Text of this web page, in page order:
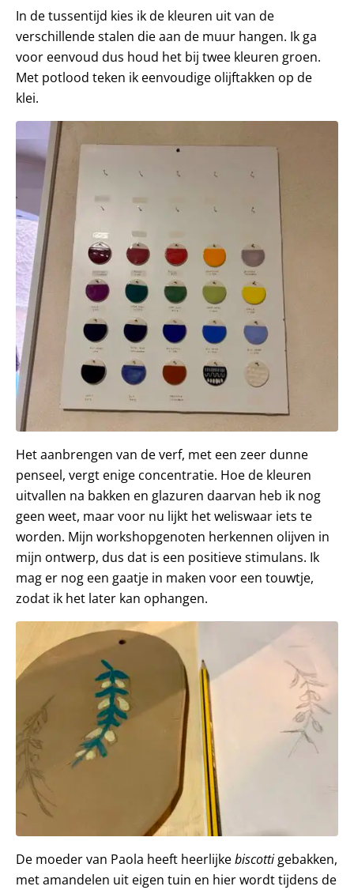
In de tussentijd kies ik de kleuren uit van de
verschillende stalen die aan de muur hangen. Ik ga
voor eenvoud dus houd het bij twee kleuren groen.
Met potlood teken ik eenvoudige olijftakken op de
klei.
Het aanbrengen van de verf, met een zeer dunne
penseel, vergt enige concentratie. Hoe de kleuren
uitvallen na bakken en glazuren daarvan heb ik nog
geen weet, maar voor nu lijkt het weliswaar iets te
worden. Mijn workshopgenoten herkennen olijven in
mijn ontwerp, dus dat is een positieve stimulans. Ik
mag er nog een gaatje in maken voor een touwtje,
zodat ik het later kan ophangen.
De moeder van Paola heeft heerlijkebiscottigebakken,
met amandelen uit eigen tuin en hier wordt tijdens de